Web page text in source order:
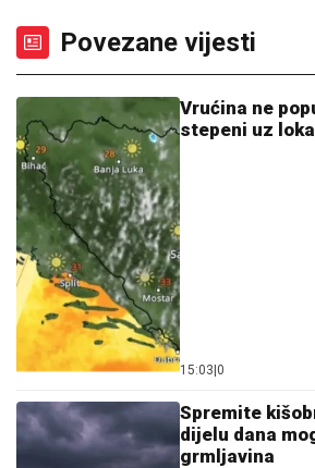
Povezane vijesti
Vrućina ne
stepeni uz
15:03 0
Spremite
dijelu dana
grmljavina